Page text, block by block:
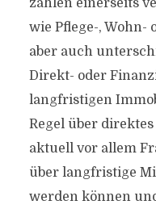
zählen einerseits
wie Pflege-, Wohn-
aber auch
Direkt- oder
langfristigen
Regel über
aktuell vor allem
über langfristige
werden können